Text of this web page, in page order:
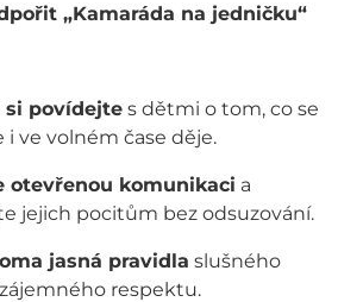
„Kamaráda na jedničku“
si povídejtes dětmi o tom, co se
i ve volném čase děje.
otevřenou komunikaci a
jejich pocitům bez odsuzování.
jasná pravidla slušného
respektu.